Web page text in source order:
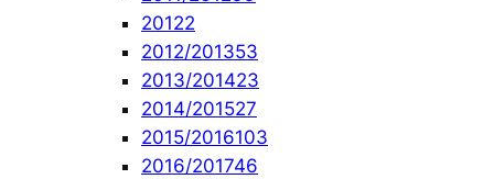
20122
2012/201353
2013/201423
2014/201527
2015/2016103
2016/201746